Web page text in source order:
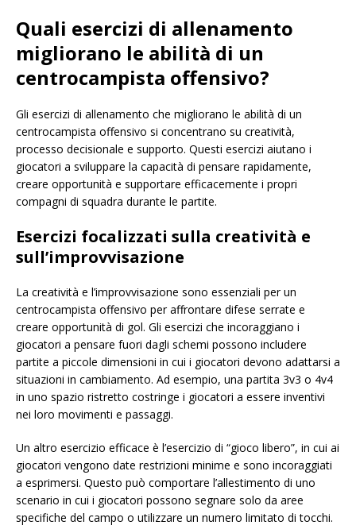
Quali esercizi di allenamento
migliorano le abilità di un
centrocampista offensivo?
Gli esercizi di allenamento che migliorano le abilità di un
centrocampista offensivo si concentrano su creatività,
processo decisionale e supporto. Questi esercizi aiutano i
giocatori a sviluppare la capacità di pensare rapidamente,
creare opportunità e supportare efficacemente i propri
compagni di squadra durante le partite.
Esercizi focalizzati sulla creatività e
sull’improvvisazione
La creatività e l’improvvisazione sono essenziali per un
centrocampista offensivo per affrontare difese serrate e
creare opportunità di gol. Gli esercizi che incoraggiano i
giocatori a pensare fuori dagli schemi possono includere
partite a piccole dimensioni in cui i giocatori devono adattarsi a
situazioni in cambiamento. Ad esempio, una partita 3v3 o 4v4
in uno spazio ristretto costringe i giocatori a essere inventivi
nei loro movimenti e passaggi.
Un altro esercizio efficace è l’esercizio di “gioco libero”, in cui ai
giocatori vengono date restrizioni minime e sono incoraggiati
a esprimersi. Questo può comportare l’allestimento di uno
scenario in cui i giocatori possono segnare solo da aree
specifiche del campo o utilizzare un numero limitato di tocchi.